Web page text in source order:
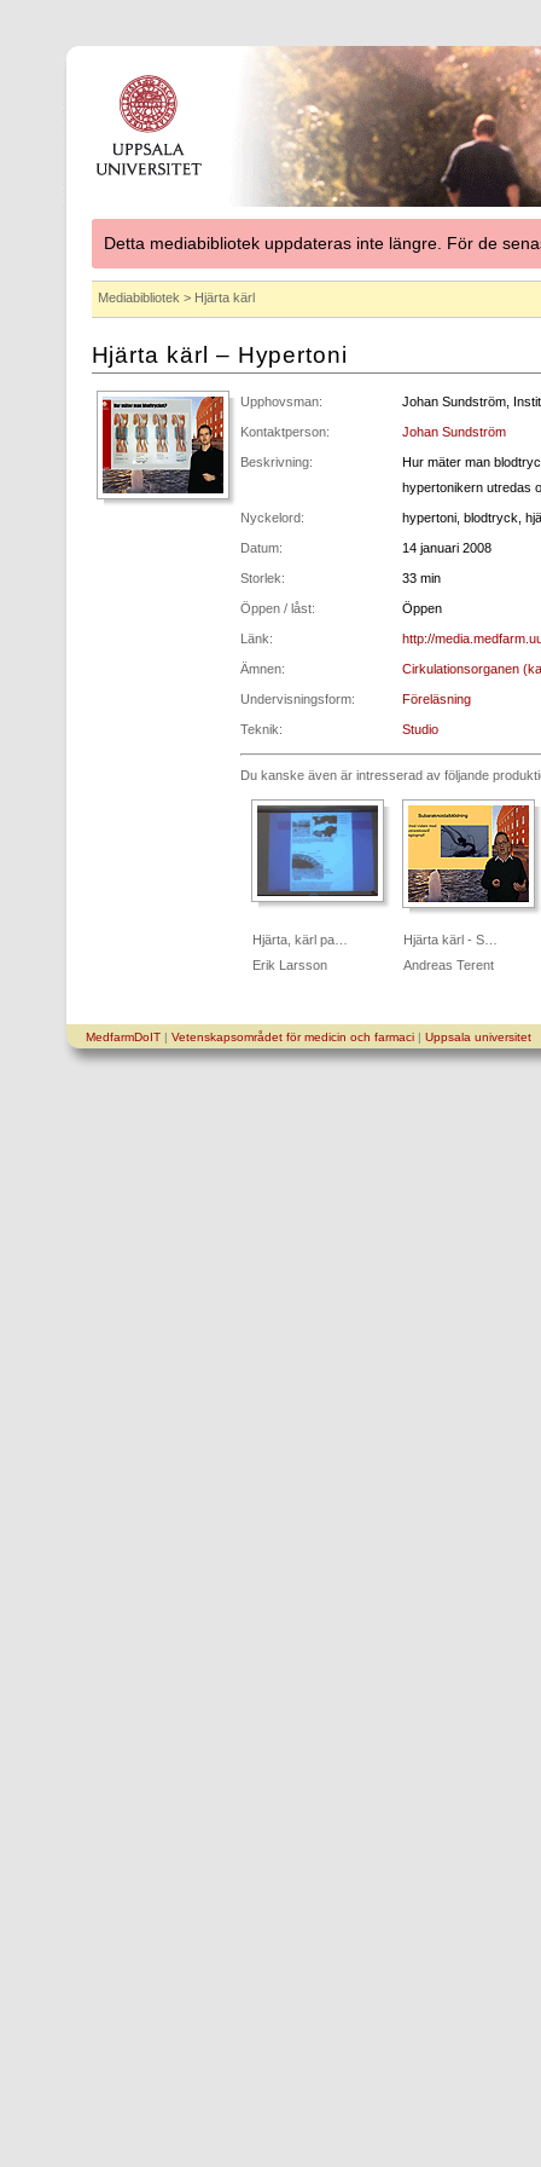
Detta mediabibliotek uppdateras inte längre. För de
Mediabibliotek > Hjärta kärl
Hjärta kärl – Hypertoni
Upphovsman: Johan Sundström,
Kontaktperson: Johan Sundström
Beskrivning:
Hur mäter man
hypertonikern utredas
Nyckelord: hypertoni, blodtryck,
Datum: 14 januari 2008
Storlek: 33 min
Öppen / låst: Öppen
Länk: http://
Ämnen: Cirkulationsorganen
Undervisningsform: Föreläsning
Teknik: Studio
Du kanske även är intresserad av följande
Hjärta, kärl pa…
Erik Larsson
Hjärta kärl - S…
Andreas Terent
MedfarmDoIT| Vetenskapsområdet för medicin och farmaci| Uppsala universitet